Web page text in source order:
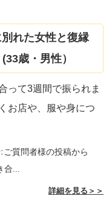
れた女性と復縁
歳・男性）
って3週間で振られま
お店や、服や身につ
ご質問者様の投稿から
合...
詳細を見る＞＞